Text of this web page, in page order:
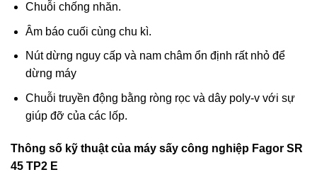
Chuỗi chống nhăn.
Âm báo cuối cùng chu kì.
Nút dừng nguy cấp và nam châm ổn định rất nhỏ để
dừng máy
Chuỗi truyền động bằng ròng rọc và dây poly-v với sự
giúp đỡ của các lốp.
Thông số kỹ thuật của máy sấy công nghiệp Fagor SR
45 TP2 E